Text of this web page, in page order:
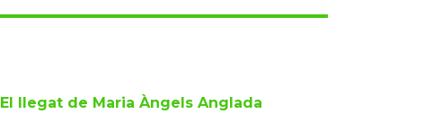
El llegat de Maria Àngels Anglada